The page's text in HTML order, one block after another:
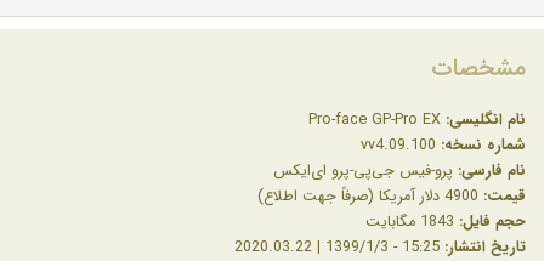
مشخصات
نام انگلیسی:
شماره نسخه:
نام فارسی: پرو-فیس جی‌پی-پرو ای‌ایکس
قیمت:
حجم فایل:
تاریخ انتشار: